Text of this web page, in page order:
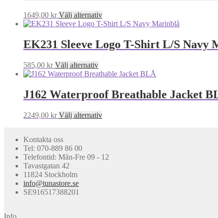
1649,00 kr Välj alternativDen
här
flera
olika
kan
väljas
produktsidan
EK231 Sleeve Logo T-Shirt L/S Navy
585,00 kr Välj alternativDen
här
har
flera
De
på
J162 Waterproof Breathable Jacket
2249,00 kr Välj alternativDen
varianter.
Kontakta oss
Tel: 070-889 86 00
Telefontid: Mån-Fre 09 - 12
Tavastgatan 42
11824 Stockholm
info@tunastore.se
SE916517388201
Info